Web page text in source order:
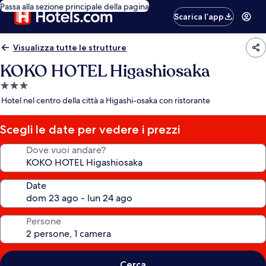
Passa alla sezione principale della pagina
Scarica l’app
Visualizza tutte le strutture
KOKO HOTEL Higashiosaka
Struttura
a
stelle
Hotel nel centro della città a Higashi-osaka con ristorante
Scegli le date per vedere i prezzi
Dove vuoi andare?
Date
Persone